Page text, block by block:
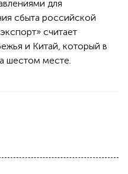
для
сбыта российской
считает
и Китай, который в
шестом месте.